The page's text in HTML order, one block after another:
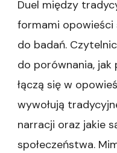
Duel między
formami
do badań.
do porównania, jak
łączą się w
wywołują
narracji oraz jakie
społeczeństwa.